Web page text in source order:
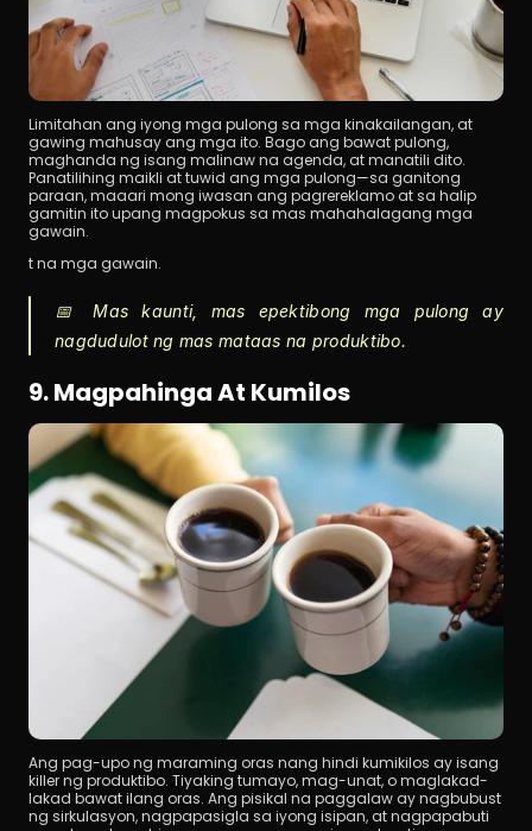
Limitahan ang iyong mga pulong sa mga kinakailangan, at
gawing mahusay ang mga ito. Bago ang bawat pulong,
maghanda ng isang malinaw na agenda, at manatili dito.
Panatilihing maikli at tuwid ang mga pulong—sa ganitong
paraan, maaari mong iwasan ang pagrereklamo at sa halip
gamitin ito upang magpokus sa mas mahahalagang mga
gawain.
t na mga gawain.
📅 Mas kaunti, mas epektibong mga pulong ay
nagdudulot ng mas mataas na produktibo.
9. Magpahinga At Kumilos
Ang pag-upo ng maraming oras nang hindi kumikilos ay isang
killer ng produktibo. Tiyaking tumayo, mag-unat, o maglakad-
lakad bawat ilang oras. Ang pisikal na paggalaw ay nagbubust
ng sirkulasyon, nagpapasigla sa iyong isipan, at nagpapabuti